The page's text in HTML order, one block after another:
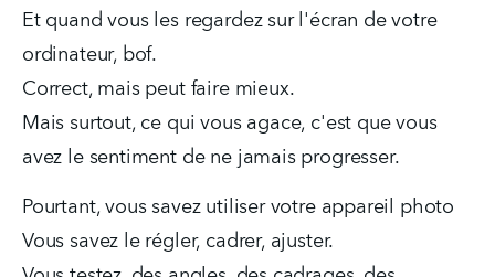
Et quand vous les regardez sur l'écran de votre
ordinateur, bof.
Correct, mais peut faire mieux.
Mais surtout, ce qui vous agace, c'est que vous
avez le sentiment de ne jamais progresser.
Pourtant, vous savez utiliser votre appareil photo
Vous savez le régler, cadrer, ajuster.